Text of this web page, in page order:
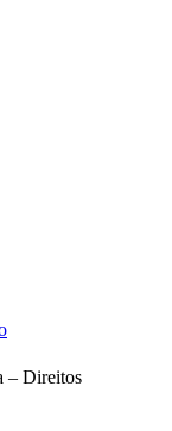
– Direitos